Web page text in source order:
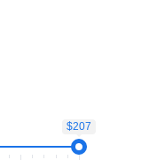
$207